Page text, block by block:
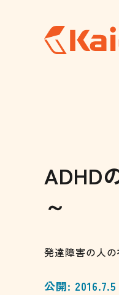
ADHD
～
発達障害の人
公開: 2016.7.5